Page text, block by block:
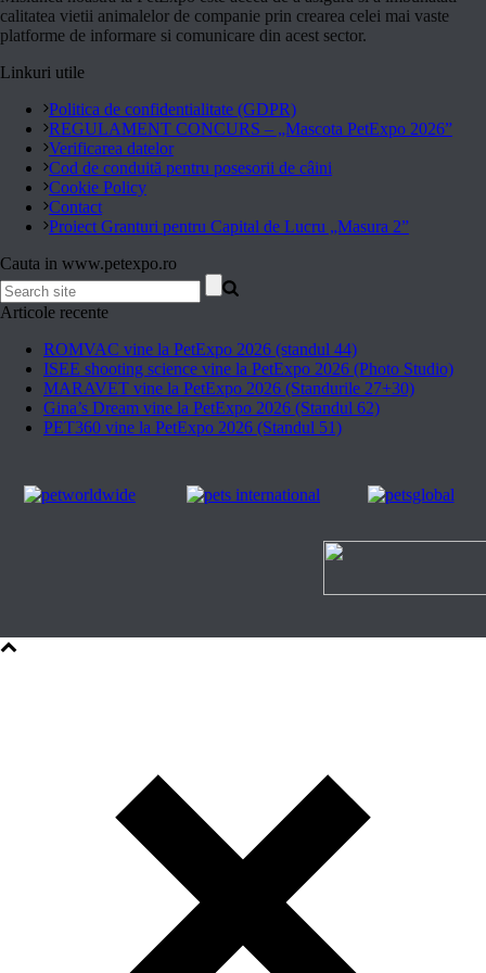
calitatea vietii animalelor de companie prin crearea celei mai vaste
platforme de informare si comunicare din acest sector.
Linkuri utile
Politica de confidentialitate (GDPR)
REGULAMENT CONCURS – „Mascota PetExpo 2026”
Verificarea datelor
Cod de conduită pentru posesorii de câini
Cookie Policy
Contact
Proiect Granturi pentru Capital de Lucru „Masura 2”
Cauta in www.petexpo.ro
Articole recente
ROMVAC vine la PetExpo 2026 (standul 44)
ISEE shooting science vine la PetExpo 2026 (Photo Studio)
MARAVET vine la PetExpo 2026 (Standurile 27+30)
Gina’s Dream vine la PetExpo 2026 (Standul 62)
PET360 vine la PetExpo 2026 (Standul 51)